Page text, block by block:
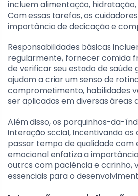
incluem alimentação,
Com essas tarefas, os
importância de dedicação e
Responsabilidades básicas
regularmente, fornecer comida
de verificar seu estado de saúde
ajudam a criar um senso de
comprometimento, habilidades
ser aplicadas em diversas áreas
Além disso, os porquinhos-da-
interação social, incentivando os
passar tempo de qualidade com
emocional enfatiza a
outros com paciência e carinho,
essenciais para o